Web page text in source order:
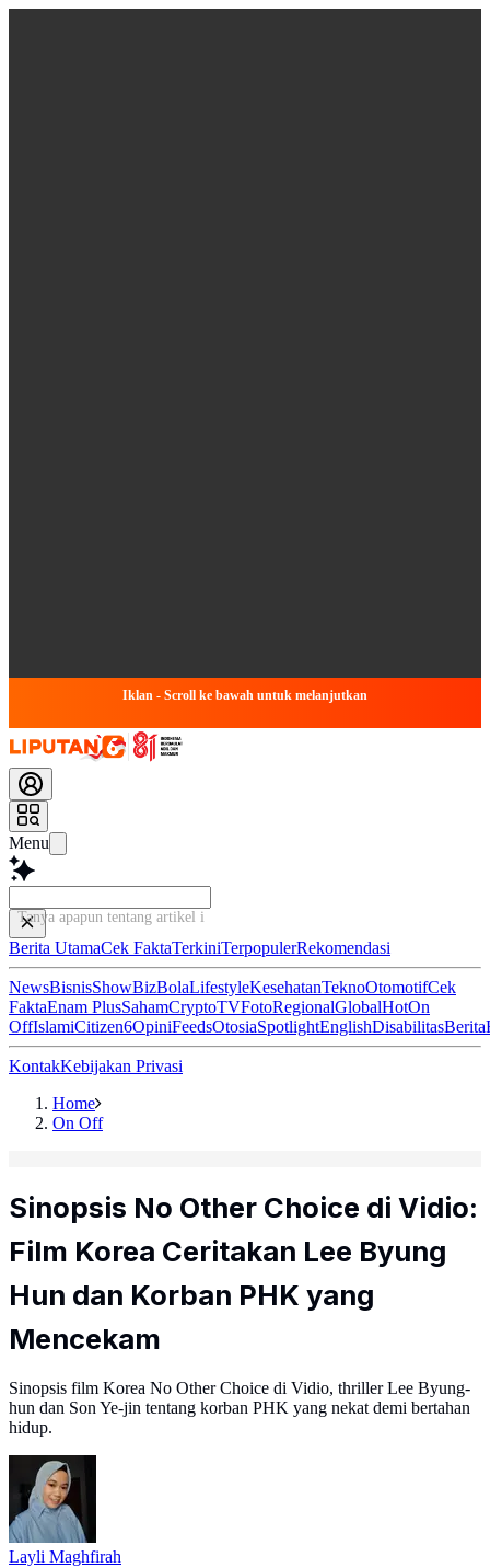
Iklan - Scroll ke bawah untuk melanjutkan
Menu
Tanya apapun tentang artikel ini...
Berita UtamaCek FaktaTerkiniTerpopulerRekomendasi
NewsBisnisShowBizBolaLifestyleKesehatanTeknoOtomotifCek
FaktaEnam PlusSahamCryptoTVFotoRegionalGlobalHotOn
OffIslamiCitizen6OpiniFeedsOtosiaSpotlightEnglishDisabilitasBerita
KontakKebijakan Privasi
Home
On Off
Sinopsis No Other Choice di Vidio:
Film Korea Ceritakan Lee Byung
Hun dan Korban PHK yang
Mencekam
Sinopsis film Korea No Other Choice di Vidio, thriller Lee Byung-
hun dan Son Ye-jin tentang korban PHK yang nekat demi bertahan
hidup.
Layli Maghfirah